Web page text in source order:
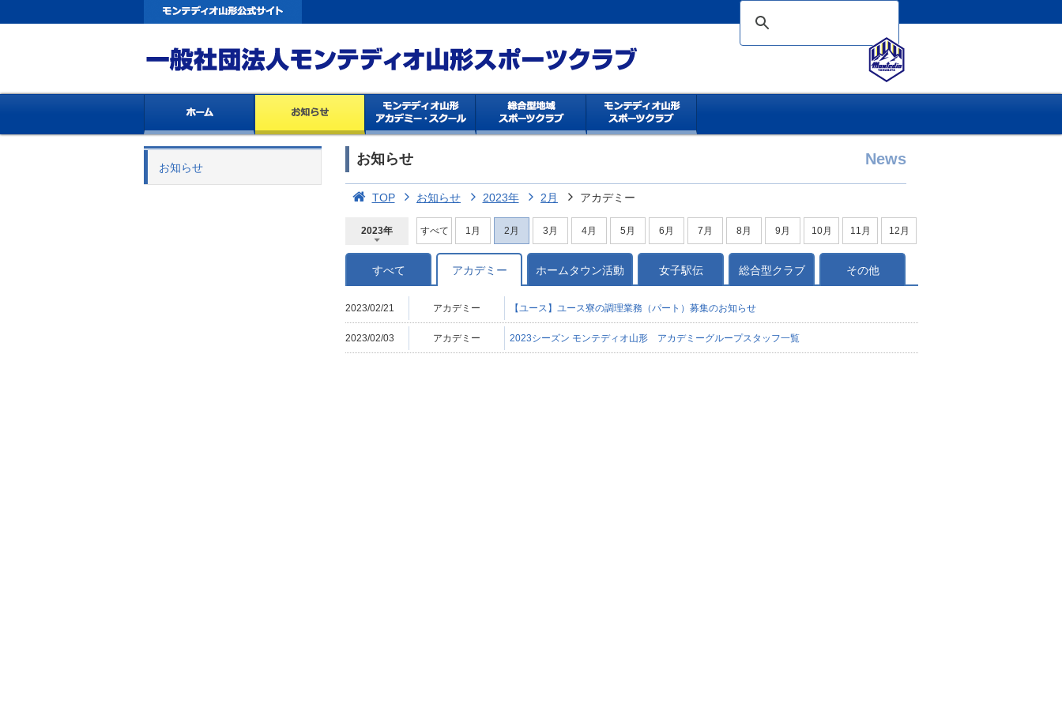
お知らせ
お知らせ News
TOP お知らせ 2023年 2月 アカデミー
2023年 すべて 1月 2月 3月 4月 5月 6月 7月 8月 9月 10月 11月 12月
すべて アカデミー ホームタウン活動 女子駅伝 総合型クラブ その他
2023/02/21 アカデミー 【ユース】ユース寮の調理業務（パート）募集のお知らせ
2023/02/03 アカデミー 2023シーズン モンテディオ山形 アカデミーグループスタッフ一覧